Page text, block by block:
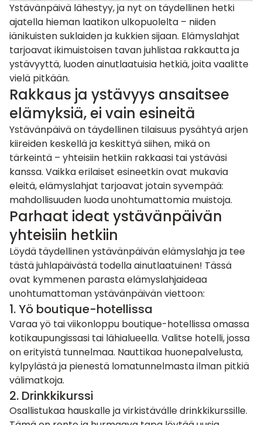
Ystävänpäivä lähestyy, ja nyt on täydellinen hetki
ajatella hieman laatikon ulkopuolelta – niiden
iänikuisten suklaiden ja kukkien sijaan. Elämyslahjat
tarjoavat ikimuistoisen tavan juhlistaa rakkautta ja
ystävyyttä, luoden ainutlaatuisia hetkiä, joita vaalitte
vielä pitkään.
Rakkaus ja ystävyys ansaitsee
elämyksiä, ei vain esineitä
Ystävänpäivä on täydellinen tilaisuus pysähtyä arjen
kiireiden keskellä ja keskittyä siihen, mikä on
tärkeintä – yhteisiin hetkiin rakkaasi tai ystäväsi
kanssa. Vaikka erilaiset esineetkin ovat mukavia
eleitä, elämyslahjat tarjoavat jotain syvempää:
mahdollisuuden luoda unohtumattomia muistoja.
Parhaat ideat ystävänpäivän
yhteisiin hetkiin
Löydä täydellinen ystävänpäivän elämyslahja ja tee
tästä juhlapäivästä todella ainutlaatuinen! Tässä
ovat kymmenen parasta elämyslahjaideaa
unohtumattoman ystävänpäivän viettoon:
1. Yö boutique-hotellissa
Varaa yö tai viikonloppu boutique-hotellissaomassa
kotikaupungissasi tai lähialueella. Valitse hotelli, jossa
on erityistä tunnelmaa. Nauttikaa huonepalvelusta,
kylpylästä ja pienestä lomatunnelmasta ilman pitkiä
välimatkoja.
2. Drinkkikurssi
Osallistukaa hauskalle ja virkistävälledrinkkikurssille.